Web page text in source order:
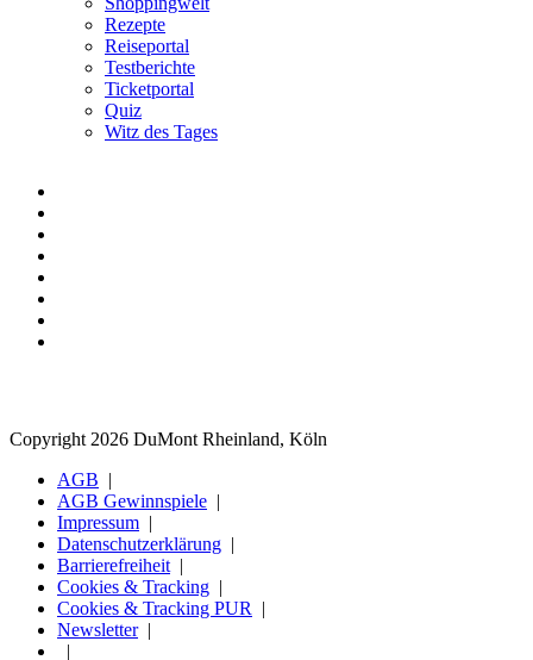
Rezepte
Reiseportal
Testberichte
Ticketportal
Quiz
Witz des Tages
Copyright 2026 DuMont Rheinland, Köln
AGB
AGB Gewinnspiele
Impressum
Datenschutzerklärung
Barrierefreiheit
Cookies & Tracking
Cookies & Tracking PUR
Newsletter